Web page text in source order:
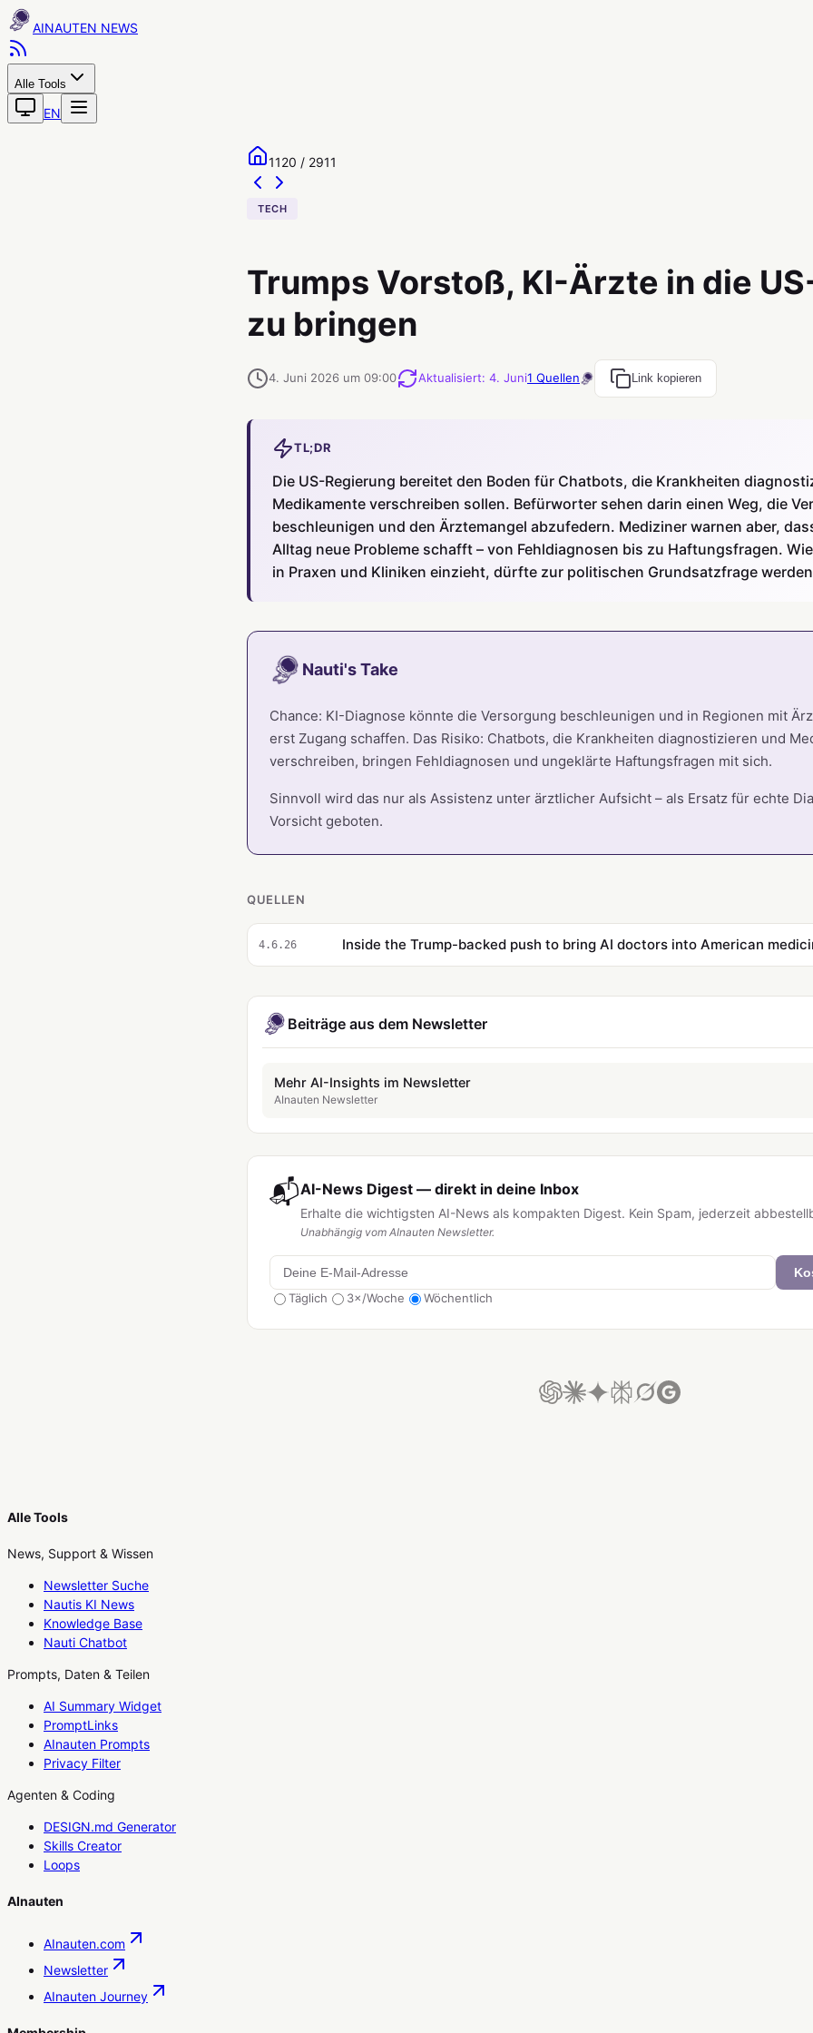
AINAUTEN
Alle Tools
EN
1120 / 2911
TECH
Trumps Vorstoß, KI-Ärzte in die
zu bringen
4. Juni 2026 um 09:00 Aktualisiert: 4. Juni1 Quellen Link kopieren
TL;DR
Die US-Regierung bereitet den Boden für Chatbots, die Krankheiten
Medikamente verschreiben sollen. Befürworter sehen darin einen Weg, die
beschleunigen und den Ärztemangel abzufedern. Mediziner warnen aber,
Alltag neue Probleme schafft – von Fehldiagnosen bis zu Haftungsfragen.
in Praxen und Kliniken einzieht, dürfte zur politischen Grundsatzfrage
Nauti's Take
Chance: KI-Diagnose könnte die Versorgung beschleunigen und in Regionen mit
erst Zugang schaffen. Das Risiko: Chatbots, die Krankheiten diagnostizieren und
verschreiben, bringen Fehldiagnosen und ungeklärte Haftungsfragen mit sich.
Sinnvoll wird das nur als Assistenz unter ärztlicher Aufsicht – als Ersatz für echte
Vorsicht geboten.
QUELLEN
4.6.26 Inside the Trump-backed push to bring AI doctors into American
Beiträge aus dem Newsletter
Mehr AI-Insights im Newsletter
AInauten Newsletter
📬AI-News Digest — direkt in deine Inbox
Erhalte die wichtigsten AI-News als kompakten Digest. Kein Spam, jederzeit
Unabhängig vom AInauten Newsletter.
Täglich
3×/Woche Wöchentlich
Alle Tools
News, Support & Wissen
Newsletter Suche
Nautis KI News
Knowledge Base
Nauti Chatbot
Prompts, Daten & Teilen
AI Summary Widget
PromptLinks
AInauten Prompts
Privacy Filter
Agenten & Coding
DESIGN.md Generator
Skills Creator
Loops
AInauten
AInauten.com
Newsletter
AInauten Journey